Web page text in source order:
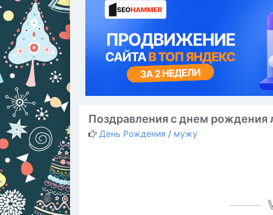
Поздравления с днем
День Рождения / мужу